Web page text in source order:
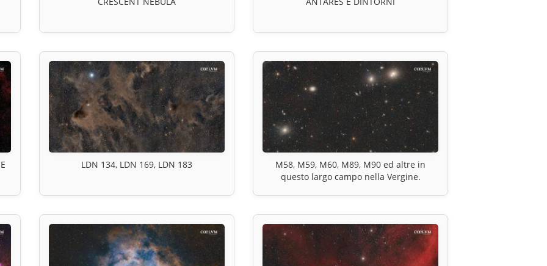
LDN 134, LDN 169, LDN 183
M58, M59, M60, M89, M90 ed altre in
questo largo campo nella Vergine.